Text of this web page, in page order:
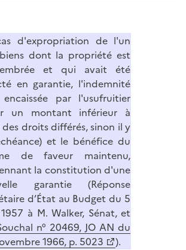
d'expropriation de l'un
dont la propriété est
et qui avait été
en garantie, l'indemnité
encaissée par l'usufruitier
un montant inférieur à
droits différés, sinon il y
et le bénéfice du
de faveur maintenu,
la constitution d'une
garantie (Réponse
d’État au Budget du 5
à M. Walker, Sénat, et
n° 20469, JO AN du
1966, p. 5023
).